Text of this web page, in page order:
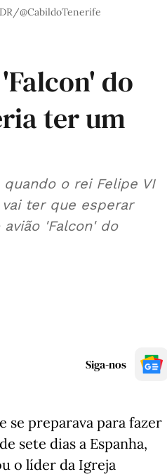
@CabildoTenerife
do
ter um
o rei Felipe VI
ter que esperar
'Falcon' do
Siga-nos
se preparava para fazer
sete dias a Espanha,
o líder da Igreja